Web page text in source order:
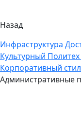
Назад
Инфраструктура
Культурный Политех
Корпоративный
Административные